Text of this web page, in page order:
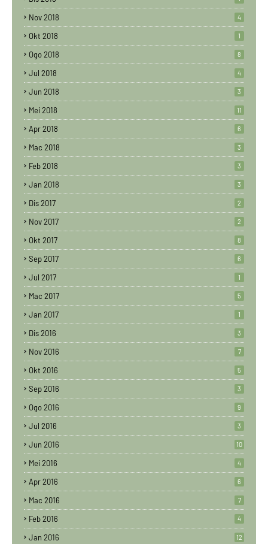
Nov 2018 4
Okt 2018 1
Ogo 2018 8
Jul 2018 4
Jun 2018 3
Mei 2018 11
Apr 2018 6
Mac 2018 3
Feb 2018 3
Jan 2018 3
Dis 2017 2
Nov 2017 2
Okt 2017 8
Sep 2017 6
Jul 2017 1
Mac 2017 5
Jan 2017 1
Dis 2016 3
Nov 2016 7
Okt 2016 5
Sep 2016 3
Ogo 2016 9
Jul 2016 3
Jun 2016 10
Mei 2016 4
Apr 2016 6
Mac 2016 7
Feb 2016 4
Jan 2016 12